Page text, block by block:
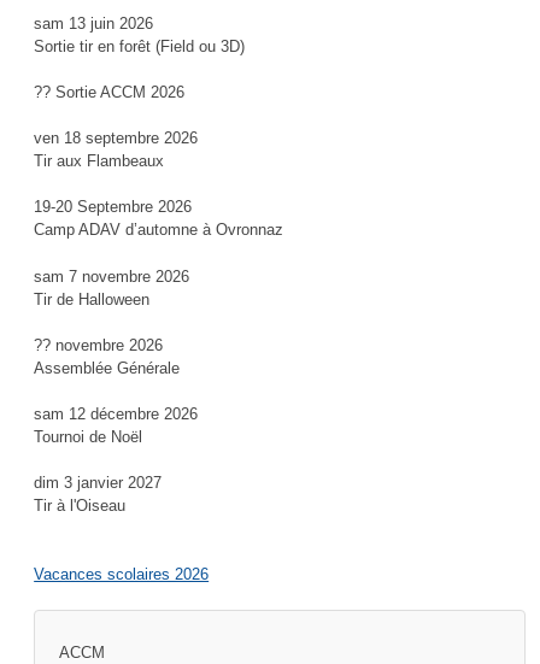
sam 13 juin 2026
Sortie tir en forêt (Field ou 3D)
?? Sortie ACCM 2026
ven 18 septembre 2026
Tir aux Flambeaux
19-20 Septembre 2026
Camp ADAV d’automne à Ovronnaz
sam 7 novembre 2026
Tir de Halloween
?? novembre 2026
Assemblée Générale
sam 12 décembre 2026
Tournoi de Noël
dim 3 janvier 2027
Tir à l'Oiseau
Vacances scolaires 2026
ACCM